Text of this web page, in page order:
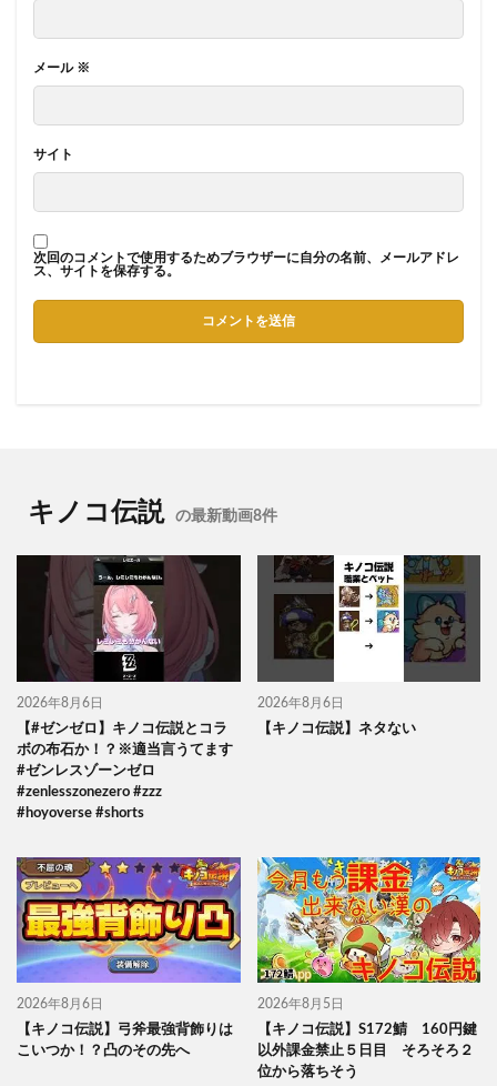
メール ※
サイト
次回のコメントで使用するためブラウザーに自分の名前、メールアドレ
ス、サイトを保存する。
キノコ伝説 の最新動画8件
2026年8月6日
【#ゼンゼロ】キノコ伝説とコラ
ボの布石か！？※適当言うてます
#ゼンレスゾーンゼロ
#zenlesszonezero #zzz
#hoyoverse #shorts
2026年8月6日
【キノコ伝説】ネタない
2026年8月6日
【キノコ伝説】弓斧最強背飾りは
こいつか！？凸のその先へ
2026年8月5日
【キノコ伝説】S172鯖 160円鍵
以外課金禁止５日目 そろそろ２
位から落ちそう